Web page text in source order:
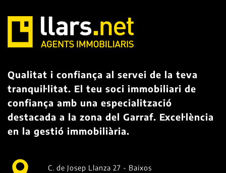
Qualitat i confiança al servei de la teva
tranquil·litat. El teu soci immobiliari de
confiança amb una especialització
destacada a la zona del Garraf. Excel·lència
en la gestió immobiliària.
C. de Josep Llanza 27 - Baixos